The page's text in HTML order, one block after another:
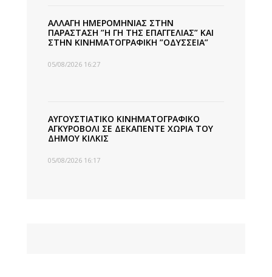
ΑΛΛΑΓΗ ΗΜΕΡΟΜΗΝΙΑΣ ΣΤΗΝ
ΠΑΡΑΣΤΑΣΗ ”Η ΓΗ ΤΗΣ ΕΠΑΓΓΕΛΙΑΣ” ΚΑΙ
ΣΤΗΝ ΚΙΝΗΜΑΤΟΓΡΑΦΙΚΗ ”ΟΔΥΣΣΕΙΑ”
05/08/2026 16:27
ΑΥΓΟΥΣΤΙΑΤΙΚΟ ΚΙΝΗΜΑΤΟΓΡΑΦΙΚΟ
ΑΓΚΥΡΟΒΟΛΙ ΣΕ ΔΕΚΑΠΕΝΤΕ ΧΩΡΙΑ ΤΟΥ
ΔΗΜΟΥ ΚΙΛΚΙΣ
05/08/2026 16:17